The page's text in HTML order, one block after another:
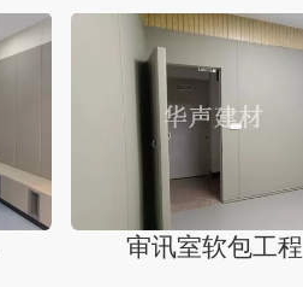
审讯室软包工程